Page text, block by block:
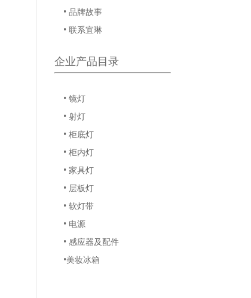
• 品牌故事
• 联系宜琳
企业产品目录
• 镜灯
• 射灯
• 柜底灯
• 柜内灯
• 家具灯
• 层板灯
• 软灯带
• 电源
• 感应器及配件
•美妆冰箱